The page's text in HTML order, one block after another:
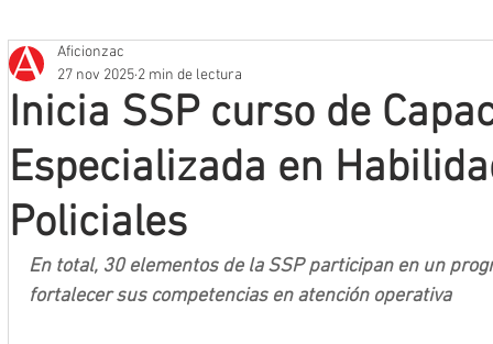
Que no se olvide
Mineros LNBP
Inicia SSP curso de
Especializada en
Policiales
Aficionzac
27 nov 2025 2 min de lectura
En total, 30 elementos de la SSP participan en un
fortalecer sus competencias en atención operativa